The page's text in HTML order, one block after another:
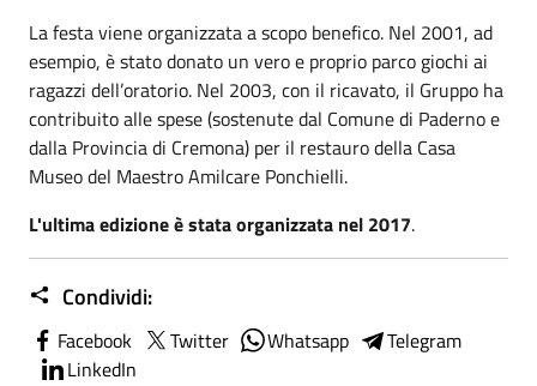
La festa viene organizzata a scopo benefico. Nel 2001, ad
esempio, è stato donato un vero e proprio parco giochi ai
ragazzi dell’oratorio. Nel 2003, con il ricavato, il Gruppo ha
contribuito alle spese (sostenute dal Comune di Paderno e
dalla Provincia di Cremona) per il restauro della Casa
Museo del Maestro Amilcare Ponchielli.
L'ultima edizione è stata organizzata nel 2017.
Condividi:
Facebook Twitter Whatsapp
Telegram
LinkedIn